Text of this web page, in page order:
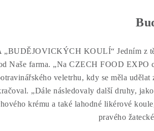
„BUDĚJOVICKÝCH KOULÍ“ Jedním z
Naše farma. „Na CZECH FOOD EXPO
veletrhu, kdy se měla
„Dále následovaly další druhy,
krému a také lahodné likérové
pravého